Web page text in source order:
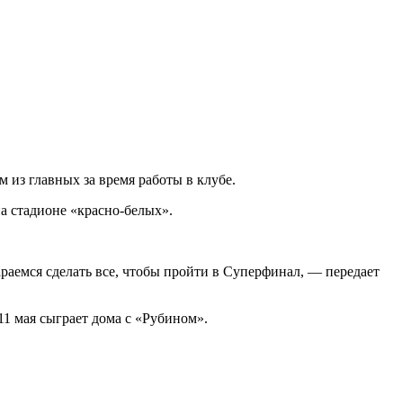
главных за время работы в клубе.
«красно‑белых».
сделать все, чтобы пройти в Суперфинал, — передает
мая сыграет дома с «Рубином».